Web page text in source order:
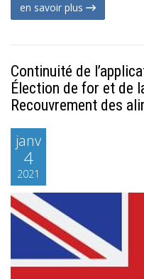
en savoir plus
Continuité de
Élection de for et de
Recouvrement des
janv
4
2021